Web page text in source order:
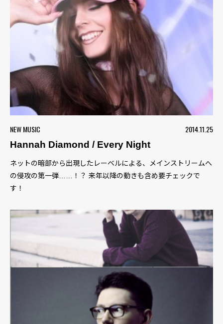
NEW MUSIC
2014.11.25
Hannah Diamond / Every Night
ネットの暗部から出現したレーベルによる、メインストリームへ
の侵攻の第一弾……！？ 来年以降の動きも含め要チェックで
す！